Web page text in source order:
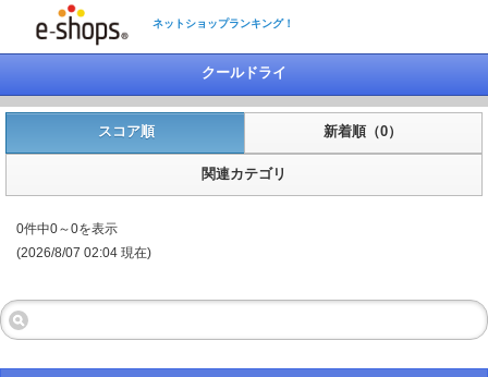
ネットショップランキング！
クールドライ
スコア順 新着順（0）
関連カテゴリ
0件中0～0を表示
(2026/8/07 02:04 現在)